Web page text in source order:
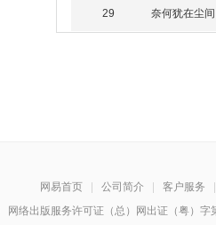
29 奈何犹在尘间
网易首页 | 公司简介 | 客户服务
|
网络出版服务许可证（总）网出证（粤）